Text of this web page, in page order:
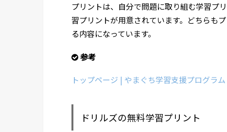
プリントは、自分で問題に取り組む学習プ
習プリントが用意されています。どちらも
る内容になっています。
参考
トップページ | やまぐち学習支援プログラム
ドリルズの無料学習プリント